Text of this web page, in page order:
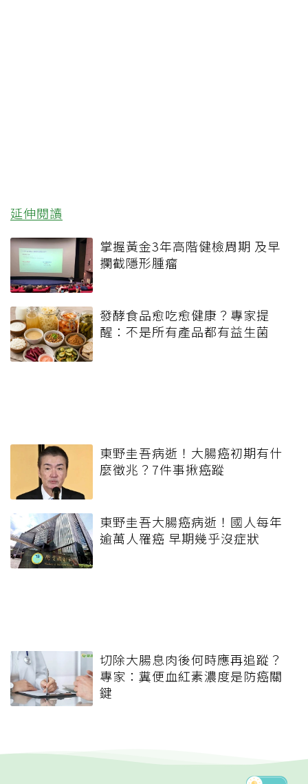
延伸閱讀
掌握黃金3年高階健檢周期 及早
攔截隱形腫瘤
發酵食品愈吃愈健康？專家提
醒：不是所有產品都有益生菌
東野圭吾病逝！大腸癌初期有什
麼徵兆？7件事揪癌蹤
東野圭吾大腸癌病逝！國人每年
逾萬人罹癌 早期幾乎沒症狀
切除大腸息肉後何時應再追蹤？
專家：糞便血紅素濃度是防癌關
鍵